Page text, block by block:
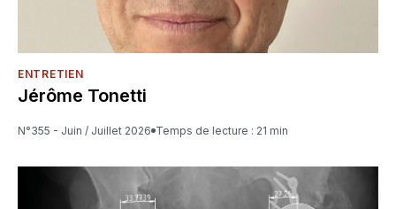
ENTRETIEN
Jérôme Tonetti
N°355 - Juin / Juillet 2026 Temps de lecture : 21 min